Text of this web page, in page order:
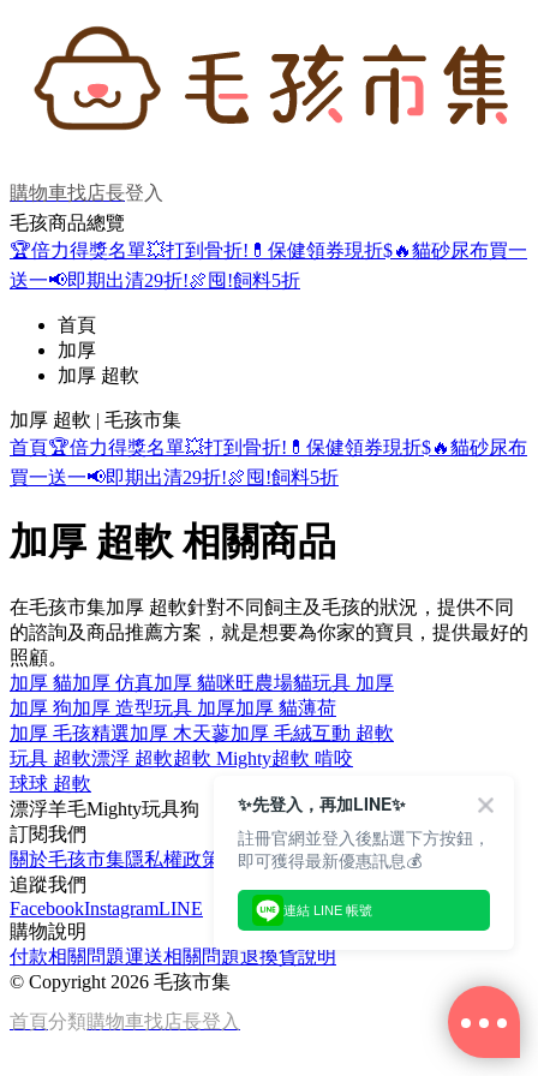
購物車找店長登入
毛孩商品總覽
🏆倍力得獎名單💥打到骨折! 💊保健領券現折$🔥貓砂尿布買一
送一📢即期出清29折!🍖囤!飼料5折
首頁
加厚
加厚 超軟
加厚 超軟 | 毛孩市集
首頁🏆倍力得獎名單💥打到骨折! 💊保健領券現折$🔥貓砂尿布
買一送一📢即期出清29折!🍖囤!飼料5折
加厚 超軟 相關商品
在毛孩市集加厚 超軟針對不同飼主及毛孩的狀況，提供不同
的諮詢及商品推薦方案，就是想要為你家的寶貝，提供最好的
照顧。
加厚 貓加厚 仿真加厚 貓咪旺農場貓玩具 加厚
加厚 狗加厚 造型玩具 加厚加厚 貓薄荷
加厚 毛孩精選加厚 木天蓼加厚 毛絨互動 超軟
玩具 超軟漂浮 超軟超軟 Mighty超軟 啃咬
球球 超軟
漂浮羊毛Mighty玩具狗
訂閱我們
關於毛孩市集隱私權政策
文章
追蹤我們
FacebookInstagramLINE
購物說明
付款相關問題運送相關問題退換貨說明
© Copyright 2026 毛孩市集
首頁分類購物車找店長登入
✨先登入，再加LINE✨
註冊官網並登入後點選下方按鈕，
即可獲得最新優惠訊息💰
連結 LINE 帳號